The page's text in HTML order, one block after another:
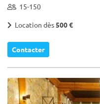
15-150
Location dès 500 €
Contacter